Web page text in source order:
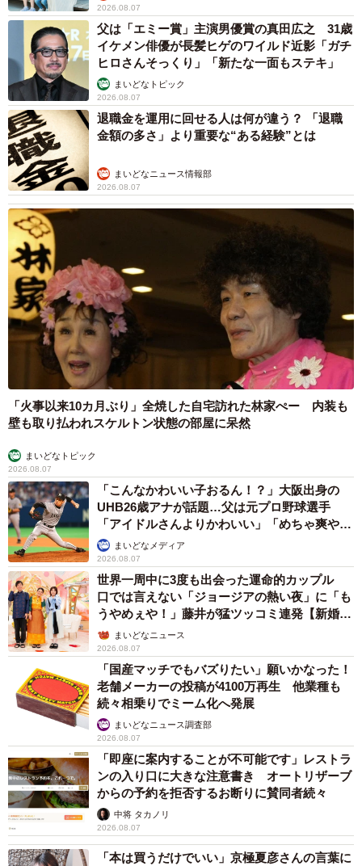
2026.08.07
父は「エミー賞」主演男優賞の真田広之 31歳
イケメン俳優が長髪ヒゲのワイルド近影「ガチ
ヒロさんそっくり」「新たな一面もステキ」
まいどなトピック
2026.08.07
退職金を運用に回せる人は何が違う？ 「退職
金額の多さ」より重要な“ある経験”とは
まいどなニュース情報部
2026.08.07
「火事以来10カ月ぶり」全焼した自宅訪れた林家ぺー 内装も
壁も取り払われスケルトン状態の部屋に呆然
まいどなトピック
2026.08.07
「こんなかわいい子おるん！？」大阪出身の
UHB26歳アナが話題…父は元プロ野球選手
「アイドルさんよりかわいい」「めちゃ爽や
か」まいどなメディア
2026.08.07
世界一周中に3度も出会った運命的カップル
口では言えない「ジョージアの熱い夜」に「も
うやめぇや！」藤井が猛ツッコミ連発【新婚さ
ん】まいどなニュース
2026.08.07
「国産マッチでもバズりたい」願いかなった！
老舗メーカーの投稿が4100万再生 他業種も
続々相乗りでミーム化へ発展
まいどなニュース調査部
2026.08.07
「即座に案内することが不可能です」レストラ
ンの入り口に大きな注意書き オートリザーブ
からの予約を拒否するお断りに賛同者続々
中将 タカノリ
2026.08.07
「本は買うだけでいい」京極夏彦さんの言葉に